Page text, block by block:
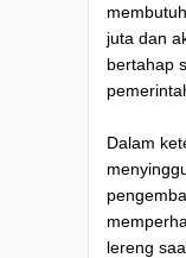
juta dan
bertahap
Dalam
lereng